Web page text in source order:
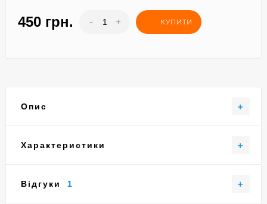
450 грн. - + КУПИТИ
Опис
Характеристики
Відгуки 1